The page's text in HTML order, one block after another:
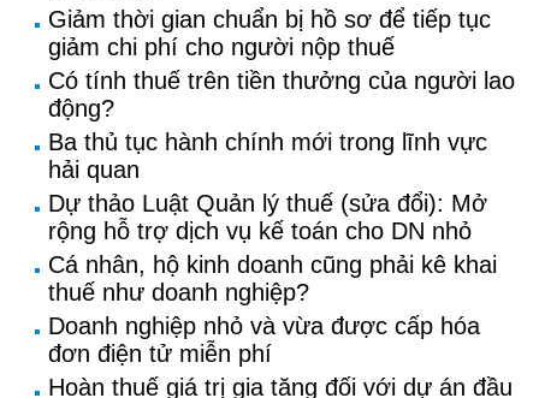
Giảm thời gian chuẩn bị hồ sơ để tiếp tục
giảm chi phí cho người nộp thuế
Có tính thuế trên tiền thưởng của người lao
động?
Ba thủ tục hành chính mới trong lĩnh vực
hải quan
Dự thảo Luật Quản lý thuế (sửa đổi): Mở
rộng hỗ trợ dịch vụ kế toán cho DN nhỏ
Cá nhân, hộ kinh doanh cũng phải kê khai
thuế như doanh nghiệp?
Doanh nghiệp nhỏ và vừa được cấp hóa
đơn điện tử miễn phí
Hoàn thuế giá trị gia tăng đối với dự án đầu